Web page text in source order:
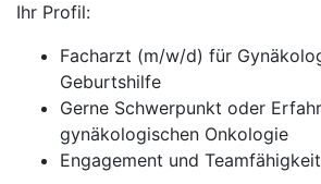
Ihr Profil:
Facharzt (m/w/d) für
Geburtshilfe
Gerne Schwerpunkt oder
gynäkologischen Onkologie
Engagement und Teamfähigkeit